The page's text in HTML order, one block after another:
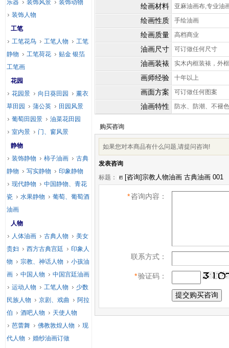
绘画材料 亚麻油画布,专业油
绘画性质 手绘油画
绘画质量 高档商业
油画尺寸 可订做任何尺寸
油画装裱 实木内框装裱，外
画师经验 十年以上
画面方案 可订做任何图案
油画特性 防水、防潮、不褪色
购买咨询
如果您对本商品有什么问题,请提问咨询!
发表咨询
标题：
*咨询内容：
联系方式：
*验证码：
乐器 装饰风景
装饰动物
装饰人物
工笔
工笔花鸟
工笔人物
工笔
静物
工笔荷花
贴金 银箔
工笔画
花园
花园景
向日葵田园
薰衣
草田园
蒲公英
田园风景
葡萄田园景
油菜花田园
室内景
门、窗风景
静物
装饰静物
柿子油画
古典
静物
写实静物
印象静物
现代静物
中国静物、青花
瓷
水果静物
葡萄、葡萄酒
油画
人物
人体油画
古典人物
美女
贵妇
西方古典宫廷
印象人
物
宗教、神话人物
小孩油
画
中国人物
中国宫廷油画
运动人物
工笔人物
少数
民族人物
京剧、戏曲
阿拉
伯
酒吧人物
天使人物
芭蕾舞
佛教敦煌人物
现
代人物
婚纱油画订做